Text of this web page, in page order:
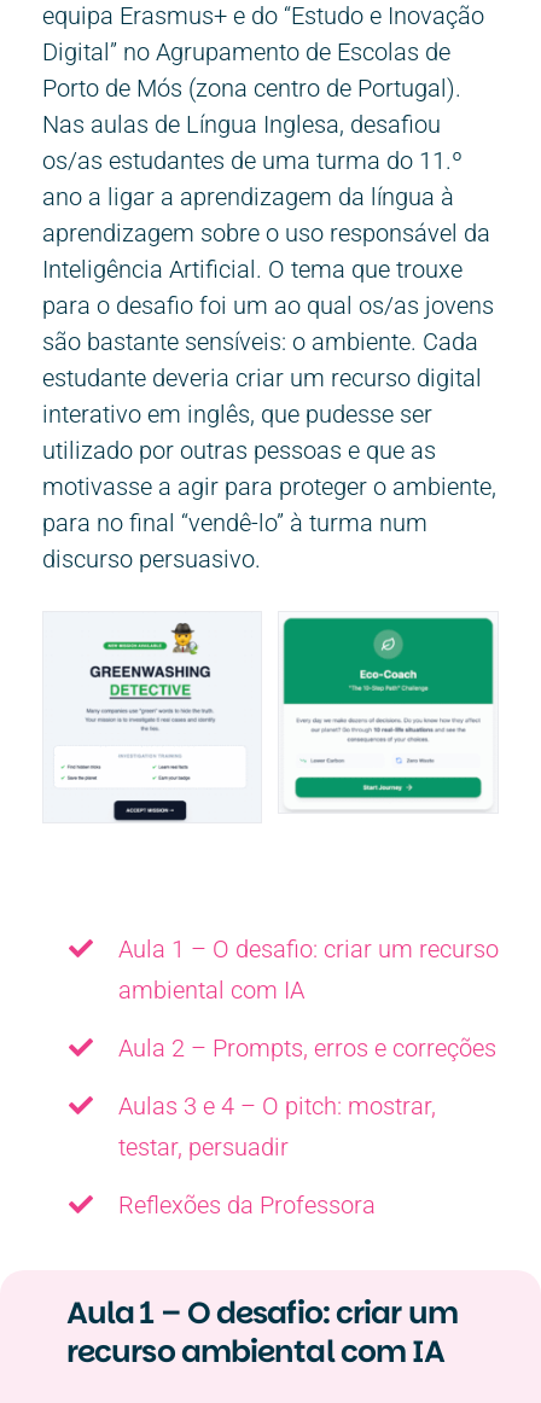
equipa Erasmus+ e do “Estudo e Inovação
Digital” no Agrupamento de Escolas de
Porto de Mós (zona centro de Portugal).
Nas aulas de Língua Inglesa, desafiou
os/as estudantes de uma turma do 11.º
ano a ligar a aprendizagem da língua à
aprendizagem sobre o uso responsável da
Inteligência Artificial. O tema que trouxe
para o desafio foi um ao qual os/as jovens
são bastante sensíveis: o ambiente. Cada
estudante deveria criar um recurso digital
interativo em inglês, que pudesse ser
utilizado por outras pessoas e que as
motivasse a agir para proteger o ambiente,
para no final “vendê-lo” à turma num
discurso persuasivo.
Aula 1 – O desafio: criar um recurso
ambiental com IA
Aula 2 – Prompts, erros e correções
Aulas 3 e 4 – O pitch: mostrar,
testar, persuadir
Reflexões da Professora
Aula 1 – O desafio: criar um
recurso ambiental com IA